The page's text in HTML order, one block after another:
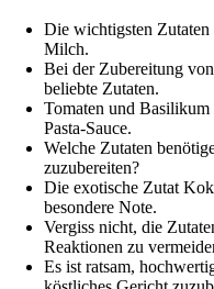
Die wichtigsten
Milch.
Bei der Zubereitung
beliebte Zutaten.
Tomaten und Basilikum
Pasta-Sauce.
Welche Zutaten
zuzubereiten?
Die exotische Zutat
besondere Note.
Vergiss nicht, die
Reaktionen zu
Es ist ratsam,